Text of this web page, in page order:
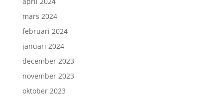
mars 2024
februari 2024
januari 2024
december 2023
november 2023
oktober 2023